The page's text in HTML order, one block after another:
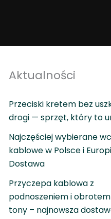
Aktualności
Przeciski kretem bez
drogi — sprzęt, który to
Najczęściej wybierane
kablowe w Polsce i
Dostawa
Przyczepa kablowa z
podnoszeniem i
tony – najnowsza